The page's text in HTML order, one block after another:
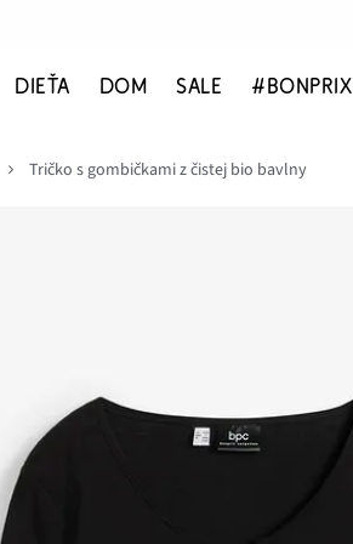
DIEŤA DOM SALE #BONPRIX
Tričko s gombičkami z čistej bio bavlny